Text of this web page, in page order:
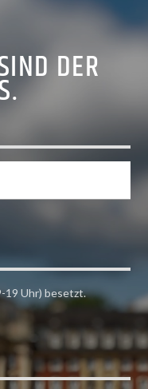
DER
19 Uhr) besetzt.